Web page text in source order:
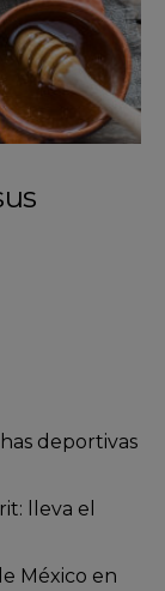
deportivas
lleva el
México en